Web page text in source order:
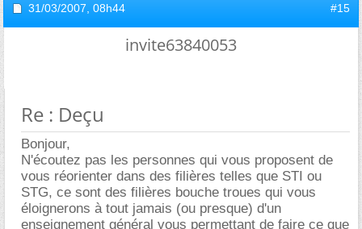
31/03/2007, 08h44 #15
invite63840053
Re : Deçu
Bonjour,
N'écoutez pas les personnes qui vous proposent de
vous réorienter dans des filières telles que STI ou
STG, ce sont des filières bouche troues qui vous
éloignerons à tout jamais (ou presque) d'un
enseignement général vous permettant de faire ce que